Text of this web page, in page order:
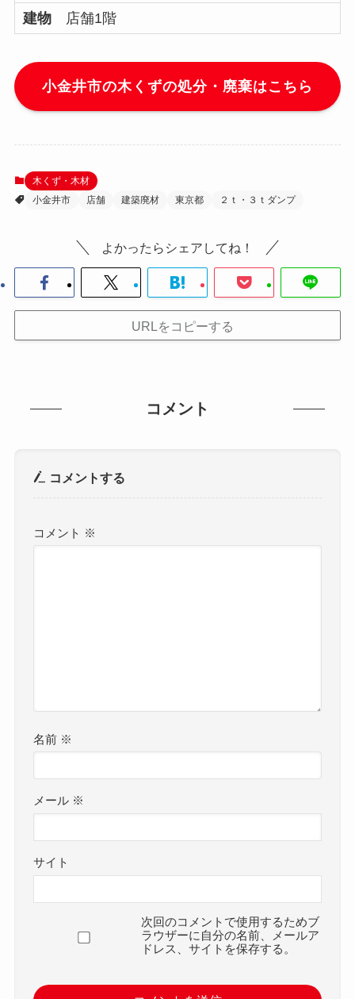
建物店舗1階
小金井市の木くずの処分・廃棄はこちら
木くず・木材
小金井市
店舗 建築廃材 東京都 ２ｔ・３ｔダンプ
よかったらシェアしてね！
URLをコピーする
コメント
コメントする
コメント ※
名前 ※
メール ※
サイト
次回のコメントで使用するためブ
ラウザーに自分の名前、メールア
ドレス、サイトを保存する。